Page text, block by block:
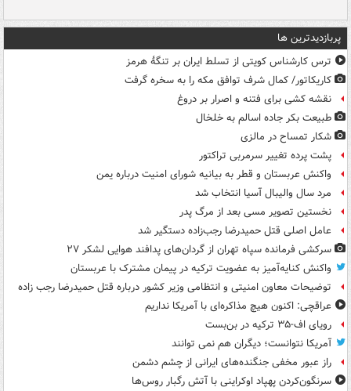
پربازدیدترین ها
ترس کارشناس کویتی از تسلط ایران بر تنگۀ هرمز
کاریکاتور/ کمال شرف توافق مکه را به سخره گرفت
نقشه کشی برای فتنه و اصرار بر دروغ
طبیعت بکر جاده اسالم به خلخال
شکار تمساح در مالزی
پشت پرده تغییر سرمربی تراکتور
واکنش عربستان و قطر به بیانیه شورای امنیت درباره یمن
مرد سال والیبال آسیا انتخاب شد
نخستین تصویر مسی بعد از مرگ پدر
عامل اصلی قتل حمیدرضا رجب‌زاده دستگیر شد
سرکشی فرمانده سپاه تهران از گردان‌های پدافند هوایی لشکر ۲۷
واکنش کنایه‌آمیز به عضویت ترکیه در پیمان مشترک با عربستان
توضیحات معاون امنیتی و انتظامی وزیر کشور درباره قتل حمیدرضا رجب زاده
عراقچی: اکنون هیچ مذاکره‌ای با آمریکا نداریم
رویای اف-۳۵ ترکیه در بن‌بست
آمریکا نتوانست؛ دیگران هم نمی توانند
راز عبور مخفی جنگنده‌های ایرانی از چشم دشمن
سرنگون‌کردن پهپاد اوکراینی با آتش رگبار روس‌ها